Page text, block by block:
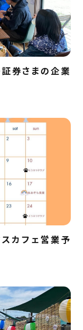
券さまの企業
スカフェ営業予